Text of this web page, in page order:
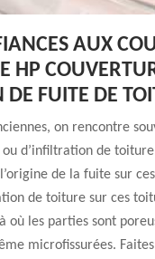
AUX
HP
DE FUITE DE
on rencontre
d’infiltration de
de la fuite sur
de toiture sur ces
où les parties sont
microfissurées.